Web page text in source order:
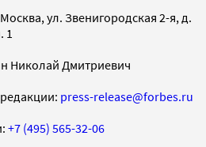
ул. Звенигородская 2-я, д.
1
Николай Дмитриевич
press-release@forbes.ru
+7 (495) 565-32-06